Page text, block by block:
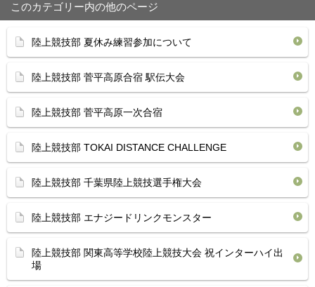
このカテゴリー内の他のページ
陸上競技部 夏休み練習参加について
陸上競技部 菅平高原合宿 駅伝大会
陸上競技部 菅平高原一次合宿
陸上競技部 TOKAI DISTANCE CHALLENGE
陸上競技部 千葉県陸上競技選手権大会
陸上競技部 エナジードリンクモンスター
陸上競技部 関東高等学校陸上競技大会 祝インターハイ出
場